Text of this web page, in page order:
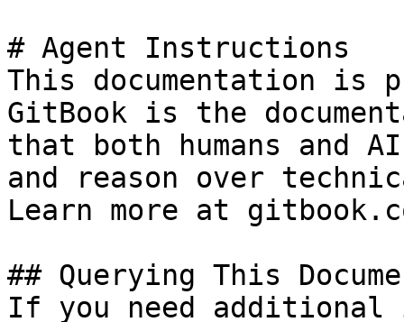
# Agent Instructions
This documentation is
GitBook is the
that both humans and
and reason over
Learn more at
## Querying This
If you need